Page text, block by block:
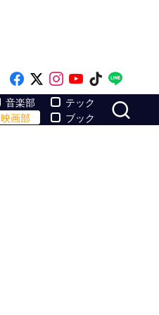
Like on Facebook
Follow on x
Follow on
Follow on
Follow
音楽部
映画部
テック
ブック